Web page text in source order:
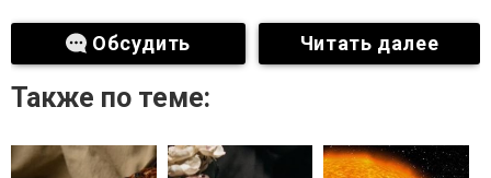
Обсудить Читать далее
Также по теме: